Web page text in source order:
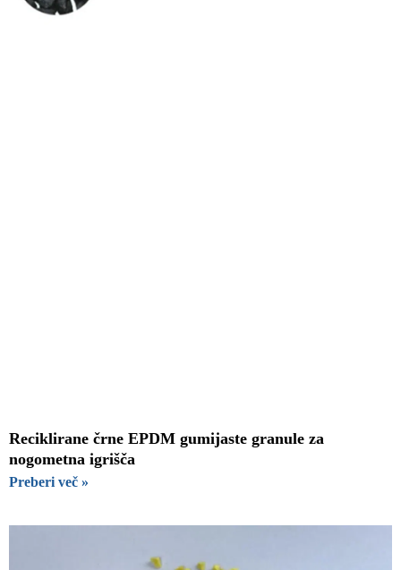
Reciklirane črne EPDM gumijaste granule za
nogometna igrišča
Preberi več »